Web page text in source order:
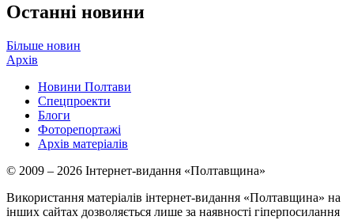
Останні новини
Більше новин
Архів
Новини Полтави
Спецпроекти
Блоги
Фоторепортажі
Архів матеріалів
© 2009 – 2026 Інтернет-видання «Полтавщина»
Використання матеріалів інтернет-видання «Полтавщина» на
інших сайтах дозволяється лише за наявності гіперпосилання